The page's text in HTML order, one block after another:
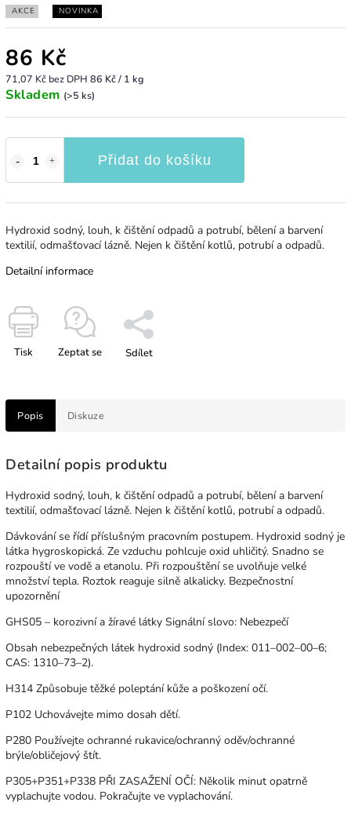
AKCE NOVINKA
86 Kč
71,07 Kč bez DPH 86 Kč / 1 kg
Skladem (>5 ks)
Přidat do košíku
Hydroxid sodný, louh, k čištění odpadů a potrubí, bělení a barvení
textilií, odmašťovací lázně. Nejen k čištění kotlů, potrubí a odpadů.
Detailní informace
Tisk Zeptat se Sdílet
Popis Diskuze
Detailní popis produktu
Hydroxid sodný, louh, k čištění odpadů a potrubí, bělení a barvení
textilií, odmašťovací lázně. Nejen k čištění kotlů, potrubí a odpadů.
Dávkování se řídí příslušným pracovním postupem. Hydroxid sodný je
látka hygroskopická. Ze vzduchu pohlcuje oxid uhličitý. Snadno se
rozpouští ve vodě a etanolu. Při rozpouštění se uvolňuje velké
množství tepla. Roztok reaguje silně alkalicky. Bezpečnostní
upozornění
GHS05 – korozivní a žíravé látky Signální slovo: Nebezpečí
Obsah nebezpečných látek hydroxid sodný (Index: 011–002–00–6;
CAS: 1310–73–2).
H314 Způsobuje těžké poleptání kůže a poškození očí.
P102 Uchovávejte mimo dosah dětí.
P280 Používejte ochranné rukavice/ochranný oděv/ochranné
brýle/obličejový štít.
P305+P351+P338 PŘI ZASAŽENÍ OČÍ: Několik minut opatrně
vyplachujte vodou. Pokračujte ve vyplachování.